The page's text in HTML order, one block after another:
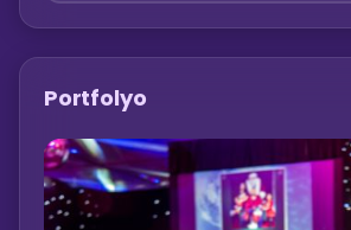
Portfolyo